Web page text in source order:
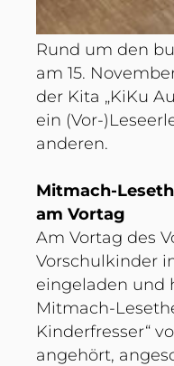
Rund um den
am 15.
der Kita „KiKu
ein (Vor-
anderen.
Mitmach-
am Vortag
Am Vortag des
Vorschulkinder
eingeladen und
Mitmach-
Kinderfresser“
angehört,